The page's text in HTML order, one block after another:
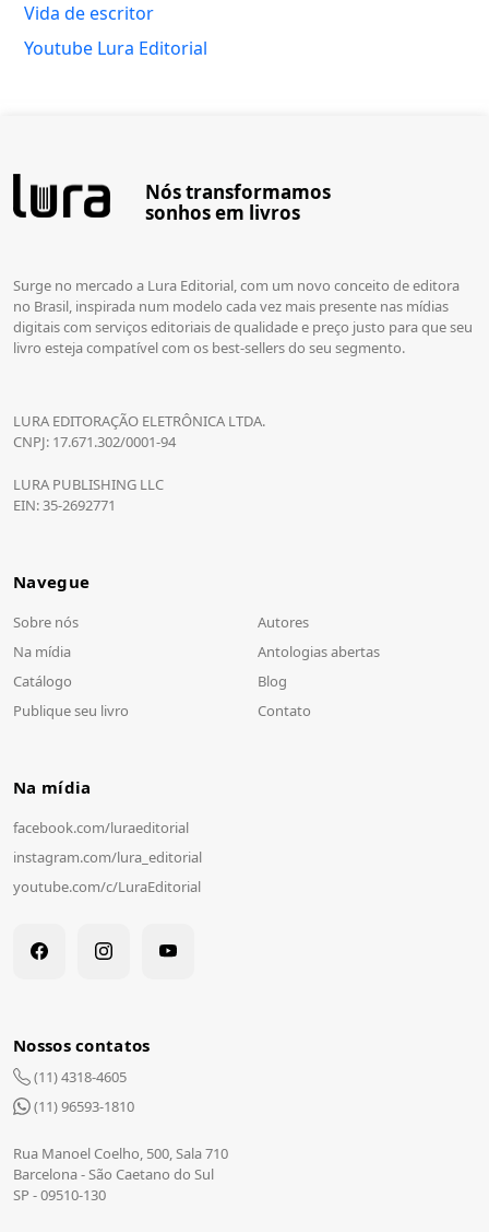
Vida de escritor
Youtube Lura Editorial
Nós transformamos
sonhos em livros
Surge no mercado a Lura Editorial, com um novo conceito de editora
no Brasil, inspirada num modelo cada vez mais presente nas mídias
digitais com serviços editoriais de qualidade e preço justo para que seu
livro esteja compatível com os best-sellers do seu segmento.
LURA EDITORAÇÃO ELETRÔNICA LTDA.
CNPJ: 17.671.302/0001-94
LURA PUBLISHING LLC
EIN: 35-2692771
Navegue
Sobre nós
Na mídia
Catálogo
Publique seu livro
Autores
Antologias abertas
Blog
Contato
Na mídia
facebook.com/luraeditorial
instagram.com/lura_editorial
youtube.com/c/LuraEditorial
Nossos contatos
(11) 4318-4605
(11) 96593-1810
Rua Manoel Coelho, 500, Sala 710
Barcelona - São Caetano do Sul
SP - 09510-130